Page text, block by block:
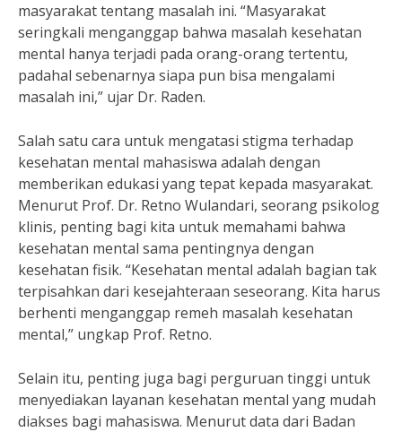
masyarakat tentang masalah ini. “Masyarakat
seringkali menganggap bahwa masalah kesehatan
mental hanya terjadi pada orang-orang tertentu,
padahal sebenarnya siapa pun bisa mengalami
masalah ini,” ujar Dr. Raden.
Salah satu cara untuk mengatasi stigma terhadap
kesehatan mental mahasiswa adalah dengan
memberikan edukasi yang tepat kepada masyarakat.
Menurut Prof. Dr. Retno Wulandari, seorang psikolog
klinis, penting bagi kita untuk memahami bahwa
kesehatan mental sama pentingnya dengan
kesehatan fisik. “Kesehatan mental adalah bagian tak
terpisahkan dari kesejahteraan seseorang. Kita harus
berhenti menganggap remeh masalah kesehatan
mental,” ungkap Prof. Retno.
Selain itu, penting juga bagi perguruan tinggi untuk
menyediakan layanan kesehatan mental yang mudah
diakses bagi mahasiswa. Menurut data dari Badan